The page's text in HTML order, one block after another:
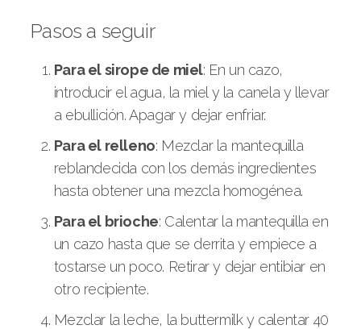
Pasos a seguir
Para el sirope de miel: En un cazo,
introducir el agua, la miel y la canela y llevar
a ebullición. Apagar y dejar enfriar.
Para el relleno: Mezclar la mantequilla
reblandecida con los demás ingredientes
hasta obtener una mezcla homogénea.
Para el brioche: Calentar la mantequilla en
un cazo hasta que se derrita y empiece a
tostarse un poco. Retirar y dejar entibiar en
otro recipiente.
Mezclar la leche, la buttermilk y calentar 40